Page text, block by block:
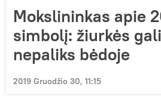
Mokslininkas apie
simbolį: žiurkės
nepaliks bėdoje
2019 Gruodžio 30, 11:15